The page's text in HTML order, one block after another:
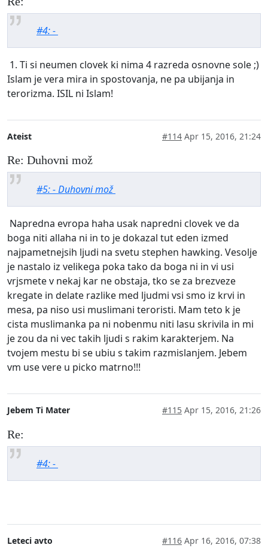
#4: -
1. Ti si neumen clovek ki nima 4 razreda osnovne sole ;)
Islam je vera mira in spostovanja, ne pa ubijanja in
terorizma. ISIL ni Islam!
Ateist #114 Apr 15, 2016, 21:24
Re: Duhovni mož
#5: - Duhovni mož
Napredna evropa haha usak napredni clovek ve da
boga niti allaha ni in to je dokazal tut eden izmed
najpametnejsih ljudi na svetu stephen hawking. Vesolje
je nastalo iz velikega poka tako da boga ni in vi usi
vrjsmete v nekaj kar ne obstaja, tko se za brezveze
kregate in delate razlike med ljudmi vsi smo iz krvi in
mesa, pa niso usi muslimani teroristi. Mam teto k je
cista muslimanka pa ni nobenmu niti lasu skrivila in mi
je zou da ni vec takih ljudi s rakim karakterjem. Na
tvojem mestu bi se ubiu s takim razmislanjem. Jebem
vm use vere u picko matrno!!!
Jebem Ti Mater #115 Apr 15, 2016, 21:26
Re:
#4: -
Leteci avto #116 Apr 16, 2016, 07:38